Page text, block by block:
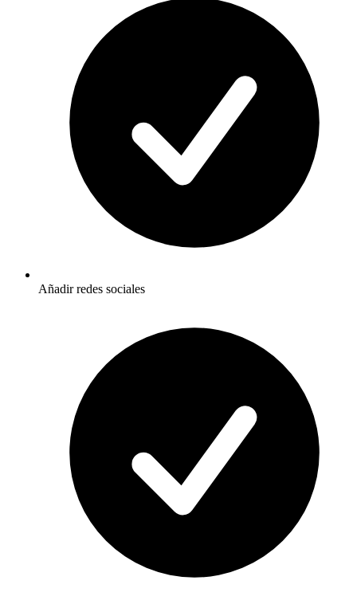
Añadir redes sociales